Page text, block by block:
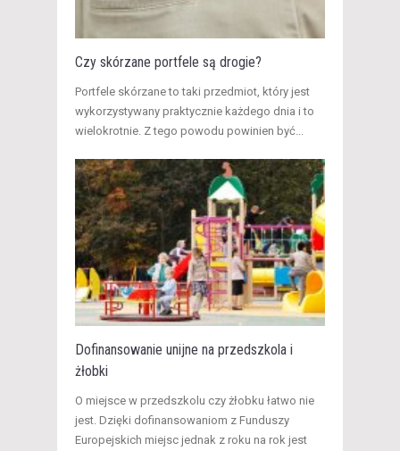
Czy skórzane portfele są drogie?
Portfele skórzane to taki przedmiot, który jest
wykorzystywany praktycznie każdego dnia i to
wielokrotnie. Z tego powodu powinien być...
Dofinansowanie unijne na przedszkola i
żłobki
O miejsce w przedszkolu czy żłobku łatwo nie
jest. Dzięki dofinansowaniom z Funduszy
Europejskich miejsc jednak z roku na rok jest